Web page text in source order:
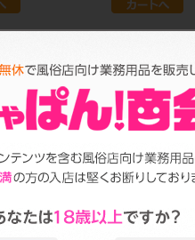
べろべろりんちょ